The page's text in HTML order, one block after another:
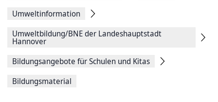
teilen
Seitenlink
Seite
Drucken
Umweltinformation
Umweltbildung/BNE der Landeshauptstadt
Hannover
Bildungsangebote für Schulen und Kitas
Bildungsmaterial